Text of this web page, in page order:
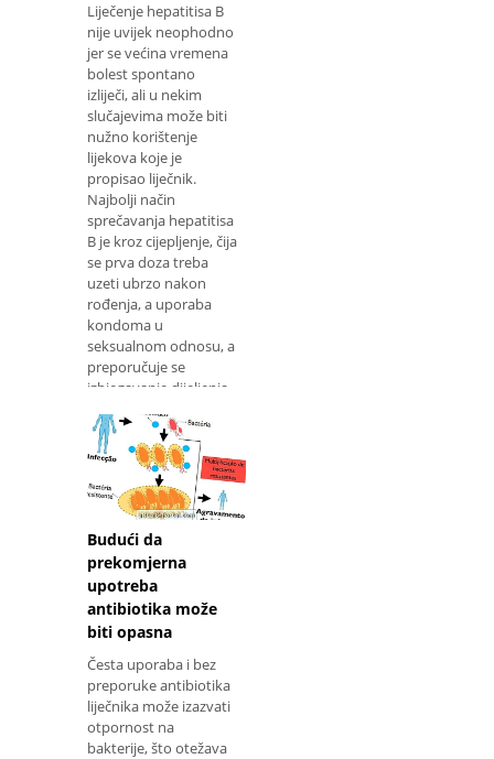
Liječenje hepatitisa B
nije uvijek neophodno
jer se većina vremena
bolest spontano
izliječi, ali u nekim
slučajevima može biti
nužno korištenje
lijekova koje je
propisao liječnik.
Najbolji način
sprečavanja hepatitisa
B je kroz cijepljenje, čija
se prva doza treba
uzeti ubrzo nakon
rođenja, a uporaba
kondoma u
seksualnom odnosu, a
preporučuje se
izbjegavanje dijeljenja
štrcaljki, četkica za
zube i oštrice britve,
na primjer. Kako se
liječe
Budući da
prekomjerna
upotreba
antibiotika može
biti opasna
Česta uporaba i bez
preporuke antibiotika
liječnika može izazvati
otpornost na
bakterije, što otežava